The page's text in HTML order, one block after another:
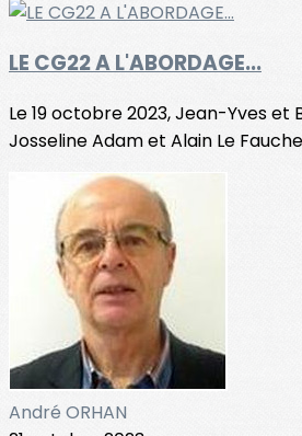
LE CG22 A L'ABORDAGE...
Le 19 octobre 2023, Jean-Yves et
Josseline Adam et Alain Le
André ORHAN